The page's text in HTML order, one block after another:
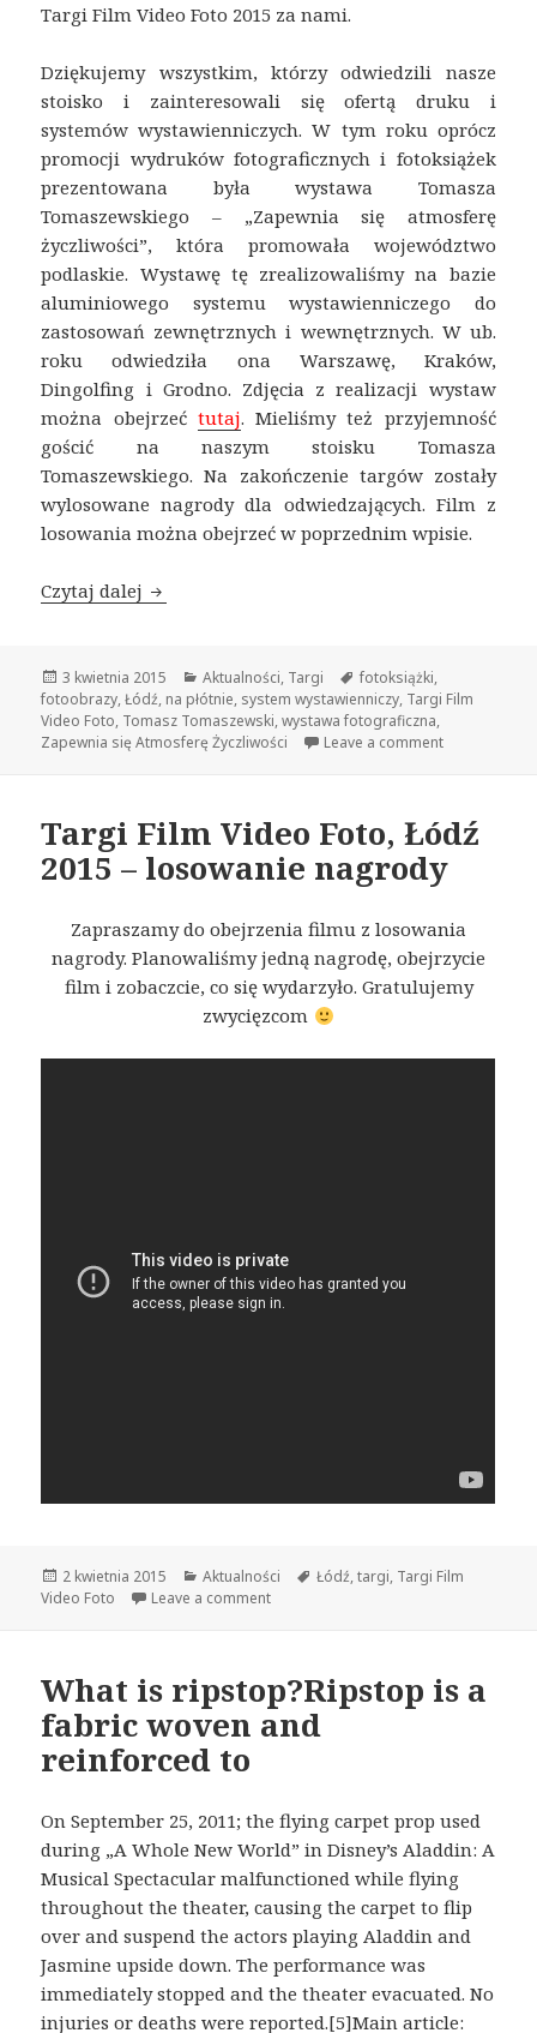
Targi Film Video Foto 2015 za nami.
Dziękujemy wszystkim, którzy odwiedzili nasze
stoisko i zainteresowali się ofertą druku i
systemów wystawienniczych. W tym roku oprócz
promocji wydruków fotograficznych i fotoksiążek
prezentowana była wystawa Tomasza
Tomaszewskiego – „Zapewnia się atmosferę
życzliwości”, która promowała województwo
podlaskie. Wystawę tę zrealizowaliśmy na bazie
aluminiowego systemu wystawienniczego do
zastosowań zewnętrznych i wewnętrznych. W ub.
roku odwiedziła ona Warszawę, Kraków,
Dingolfing i Grodno. Zdjęcia z realizacji wystaw
można obejrzeć tutaj. Mieliśmy też przyjemność
gościć na naszym stoisku Tomasza
Tomaszewskiego. Na zakończenie targów zostały
wylosowane nagrody dla odwiedzających. Film z
losowania można obejrzeć w poprzednim wpisie.
Czytaj dalej Centrum Druku Futura na Targach Film
Opublikowano
3 kwietnia 2015 Kategorie
Aktualności, Targi Tagi
fotoksiążki,
fotoobrazy,Łódź, na płótnie, system wystawienniczy, Targi Film
Video Foto, Tomasz Tomaszewski,wystawa fotograficzna,
Zapewnia się Atmosferę Życzliwości
Leave a comment
Targi Film Video Foto, Łódź
2015 – losowanie nagrody
Zapraszamy do obejrzenia filmu z losowania
nagrody. Planowaliśmy jedną nagrodę, obejrzycie
film i zobaczcie, co się wydarzyło. Gratulujemy
zwycięzcom
Opublikowano
2 kwietnia 2015 Kategorie
Aktualności Tagi
Łódź,targi, Targi Film
Video Foto
Leave a comment
What is ripstop?Ripstop is a
fabric woven and
reinforced to
On September 25, 2011; the flying carpet prop used
during „A Whole New World” in Disney’s Aladdin: A
Musical Spectacular malfunctioned while flying
throughout the theater, causing the carpet to flip
over and suspend the actors playing Aladdin and
Jasmine upside down. The performance was
immediately stopped and the theater evacuated. No
injuries or deaths were reported.[5]Main article: